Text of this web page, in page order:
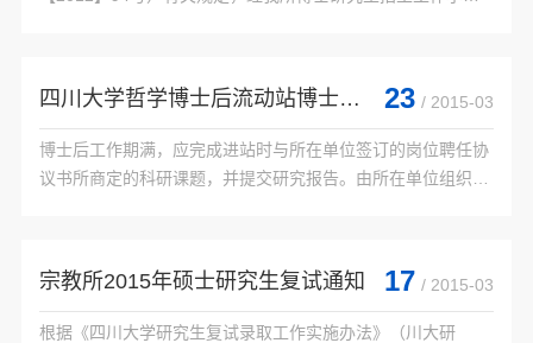
1.报到、审查资格：
（1）报到时...
四川大学哲学博士后流动站博士后出站标准 23 / 2015-03
博士后工作期满，应完成进站时与所在单位签订的岗位聘任协
议书所商定的科研课题，并提交研究报告。由所在单位组织专
宗教所2015年硕士研究生复试通知 17 / 2015-03
根据《四川大学研究生复试录取工作实施办法》（川大研